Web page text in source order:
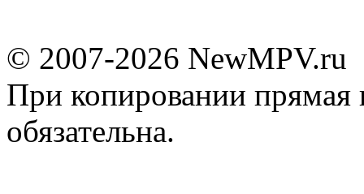
© 2007-2026 NewMPV.ru
При копировании прямая
обязательна.